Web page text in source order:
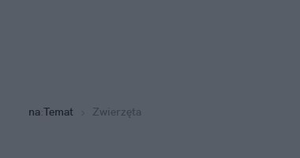
na:Temat Zwierzęta